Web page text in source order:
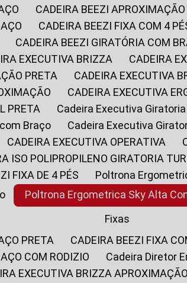
CADEIRA BEEZI
CADEIRA BEEZI FIXA COM 4
CADEIRA BEEZI GIRATÓRIA COM
EXECUTIVA BRIZZA
CADEIRA
PRETA
CADEIRA EXECUTIVA
CADEIRA EXECUTIVA
PRETA
Cadeira Executiva
Braço
Cadeira Executiva
CADEIRA EXECUTIVA OPERATIVA
ISO POLIPROPILENO GIRATORIA
FIXA DE 4 PÉS
Poltrona
Poltrona Ergometrica Sky Alta
Fixas
PRETA
CADEIRA BEEZI FIXA
COM RODIZIO
Cadeira Diretor
EXECUTIVA BRIZZA APROXIMAÇÃO